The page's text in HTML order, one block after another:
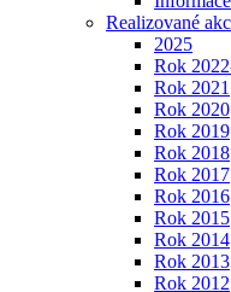
Realizované
2025
Rok
Rok 2021
Rok 2020
Rok 2019
Rok 2018
Rok 2017
Rok 2016
Rok 2015
Rok 2014
Rok 2013
Rok 2012